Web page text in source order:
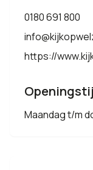
0180 691 800
https://
Maandag t/m